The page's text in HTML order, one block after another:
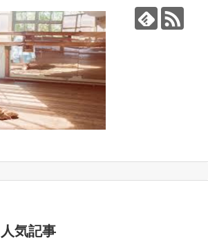
人気記事